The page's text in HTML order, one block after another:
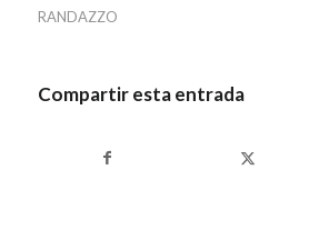
RANDAZZO
Compartir esta entrada